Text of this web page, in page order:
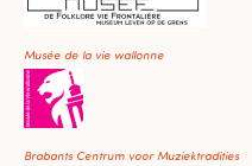
Musée de la vie wallonne
Brabants Centrum voor Muziektradities